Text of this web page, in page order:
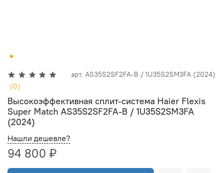
(0)
арт. AS35S2SF2FA-B / 1U35S2SM3FA (2024)
Высокоэффективная сплит-система Haier Flexis
Super Match AS35S2SF2FA-B / 1U35S2SM3FA
(2024)
Нашли дешевле?
94 800 ₽